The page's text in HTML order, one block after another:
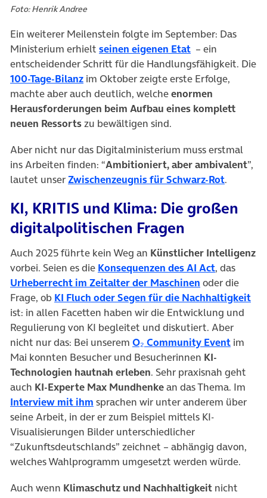
Foto: Henrik Andree
Ein weiterer Meilenstein folgte im September: Das
Ministerium erhielt seinen eigenen Etat(öffnet in
– ein
entscheidender Schritt für die Handlungsfähigkeit. Die
100-Tage-Bilanz(öffnet in neuem Tab)
im Oktober zeigte erste Erfolge,
machte aber auch deutlich, welcheenormen
Herausforderungen beim Aufbau eines komplett
neuen Ressortszu bewältigen sind.
Aber nicht nur das Digitalministerium muss erstmal
ins Arbeiten finden: “Ambitioniert, aber ambivalent”,
lautet unserZwischenzeugnis für Schwarz-Rot(öffnet
.
KI, KRITIS und Klima: Die großen
digitalpolitischen Fragen
Auch 2025 führte kein Weg an Künstlicher Intelligenz
vorbei. Seien es die Konsequenzen des AI Act(öffnet in
, das
Urheberrecht im Zeitalter der Maschinen (öffnet in
oder die
Frage, ob KI Fluch oder Segen für die Nachhaltigkeit
ist: in allen Facetten haben wir die Entwicklung und
Regulierung von KI begleitet und diskutiert. Aber
nicht nur das: Bei unserem O₂ Community Event(öffnet
im
Mai konnten Besucher und Besucherinnen KI-
Technologien hautnah erleben. Sehr praxisnah geht
auch KI-Experte Max Mundhenkean das Thema. Im
Interview mit ihm (öffnet in neuem Tab)
sprachen wir unter anderem über
seine Arbeit, in der er zum Beispiel mittels KI-
Visualisierungen Bilder unterschiedlicher
“Zukunftsdeutschlands” zeichnet – abhängig davon,
welches Wahlprogramm umgesetzt werden würde.
Auch wenn Klimaschutz und Nachhaltigkeit nicht